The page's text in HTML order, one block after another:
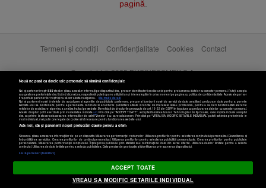
pagină
Termeni și condiții Confidențialitate Cookies Contact
Copyright © 2025 BUSINESSMEX S.A.
Setări cookies
Nouă ne pasă ca datele tale personale să rămână confidențiale
Noi și partenerii noștri589stocăm și/sau accesăm informații pe dispozitivul dvs., precum identificatorii cookie unici pentru prelucrarea datelor cu caracter personal. Puteți accepta
sau gestiona preferințele dvs. făcând clic mai jos, respectiv vă puteți opune utilizării unui interes legitim în orice moment pe pagina cu politica de confidențialitate. Aceste alegeri vor
fi raportate partenerilor noștri și nu vă vor afecta navigarea.
Mai multe detalii
Noi si partenerii nostri (retelele de socializare si agentiile de publicitate partenere, precum si furnizorii nostri de servicii de date analitice) prelucram date pentru a permite
website-ului sa functioneze, pentru a personaliza continutul si anunturile publicitare afisate in functie de interesele si/sau profilul dvs., pentru a va oferi functionalitati aferente
retelelor de socializare si pentru a analiza traficul pe website. Beneficiati de drepturile prevazute de art. 15-22 din GDPR in legatura cu prelucrarea datelor cu caracter personal.
Aceste drepturi pot fi exercitate prin modalitatea indicataaici. Prin click pe “ACCEPT TOATE”, acceptati folosirea tuturor Tehnologiilor de tip Cookie, care implica inclusiv acceptul
dvs. cu privire la stocarea/accesarea informatiilor de catre Vendor-ii cu care colaboram. Prin click pe “VREAU SA MODIFIC SETARILE INDIVIDUAL” puteti schimba preferintele in
mod individual, mai putin cele legate de cookie strict necesare pentru functionarea website-ului.
Atât noi, cât și partenerii noștri prelucrăm datele pentru a oferi:
Stocarea și/sau accesarea informațiilor de pe un dispozitiv. Măsurarea performanței reclamelor. Utilizarea profilurilor pentru selectarea conținutului personalizat. Dezvoltarea și
îmbunătățirea serviciilor. Crearea profilurilor de conținut personalizat. Utilizarea profilurilor pentru selectarea publicității personalizate. Crearea profilurilor pentru publicitate
personalizată. Măsurarea performanței conținutului. Înțelegerea publicului prin statistici sau combinații de date din surse diferite. Utilizarea datelor limitate pentru a selecta
conținutul. Utilizarea de date limitate pentru a selecta publicitatea. Date precise de geolocație și identificarea prin scanarea dispozitivului.
Listă parteneri (furnizori)
ACCEPT TOATE
VREAU SA MODIFIC SETARILE INDIVIDUAL